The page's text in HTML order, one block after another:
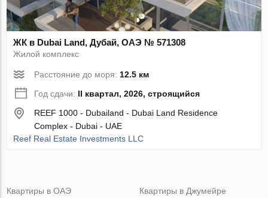
ЖК в Dubai Land, Дубай, ОАЭ № 571308
Жилой комплекс
Расстояние до моря: 12.5 км
Год сдачи: II квартал, 2026, строящийся
REEF 1000 - Dubailand - Dubai Land Residence
Complex - Dubai - UAE
Reef Real Estate Investments LLC
Квартиры в ОАЭ
Квартиры в Джумейре